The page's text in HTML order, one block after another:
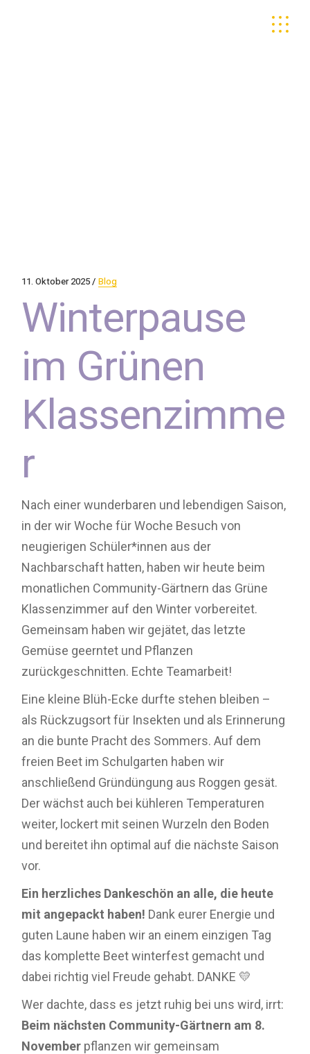
11. Oktober 2025 Blog
Winterpause
im Grünen
Klassenzimme
r
Nach einer wunderbaren und lebendigen Saison,
in der wir Woche für Woche Besuch von
neugierigen Schüler*innen aus der
Nachbarschaft hatten, haben wir heute beim
monatlichen Community-Gärtnern das Grüne
Klassenzimmer auf den Winter vorbereitet.
Gemeinsam haben wir gejätet, das letzte
Gemüse geerntet und Pflanzen
zurückgeschnitten. Echte Teamarbeit!
Eine kleine Blüh-Ecke durfte stehen bleiben –
als Rückzugsort für Insekten und als Erinnerung
an die bunte Pracht des Sommers. Auf dem
freien Beet im Schulgarten haben wir
anschließend Gründüngung aus Roggen gesät.
Der wächst auch bei kühleren Temperaturen
weiter, lockert mit seinen Wurzeln den Boden
und bereitet ihn optimal auf die nächste Saison
vor.
Ein herzliches Dankeschön an alle, die heute
mit angepackt haben! Dank eurer Energie und
guten Laune haben wir an einem einzigen Tag
das komplette Beet winterfest gemacht und
dabei richtig viel Freude gehabt. DANKE 💛
Wer dachte, dass es jetzt ruhig bei uns wird, irrt:
Beim nächsten Community-Gärtnern am 8.
November pflanzen wir gemeinsam